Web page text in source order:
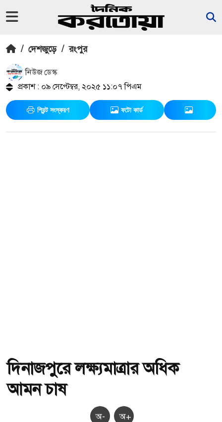
/ দেশজুড়ে / রংপুর
নিউজ ডেস্ক
প্রকাশ : ০৯ সেপ্টেম্বর, ২০২৫ ১১:০৭ পিএম
প্রিন্ট সংস্করণ ফটো কার্ড
দিনাজপুরে লক্ষ্যমাত্রার অধিক
আমন চাষ
অ- অ+